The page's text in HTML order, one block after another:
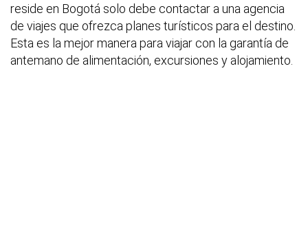
reside en Bogotá solo debe contactar a una agencia
de viajes que ofrezca planes turísticos para el destino.
Esta es la mejor manera para viajar con la garantía de
antemano de alimentación, excursiones y alojamiento.